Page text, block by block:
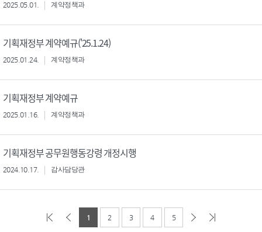
2025.05.01. 계약정책과
기획재정부 계약예규('25.1.24)
2025.01.24. 계약정책과
기획재정부 계약예규
2025.01.16. 계약정책과
기획재정부 공무원행동강령 개정시행
2024.10.17. 감사담당관
1 2 3 4 5